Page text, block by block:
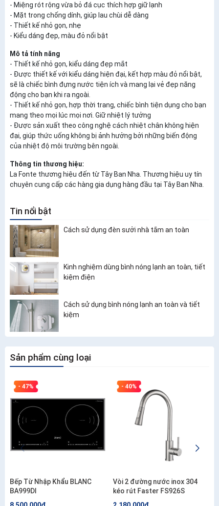
- Miệng rót rộng vừa bỏ đá cục thích hợp giữ lạnh
- Mặt trong chống dính, giúp lau chùi dễ dàng
- Thiết kế nhỏ gọn, nhẹ
- Kiểu dáng đẹp, màu đỏ nổi bật
Mô tả tính năng
- Thiết kế nhỏ gọn, kiểu dáng đẹp mắt
- Được thiết kế với kiểu dáng hiện đại, kết hợp màu đỏ nổi bật,
sẽ là chiếc bình đựng nước tiện ích và mang lại vẻ đẹp năng
động cho bạn khi ra ngoài.
- Thiết kế nhỏ gọn, hợp thời trang, chiếc bình tiện dụng cho bạn
mang theo mọi lúc mọi nơi. Giữ nhiệt lý tưởng
- Được sản xuất theo công nghệ cách nhiệt chân không hiện
đại, giúp thức uống không bị ảnh hưởng bởi những biến động
của nhiệt độ môi trường bên ngoài.
Thông tin thương hiệu:
La Fonte thương hiệu đến từ Tây Ban Nha. Thương hiệu uy tín
chuyên cung cấp các hàng gia dụng hàng đầu tại Tây Ban Nha.
Tin nổi bật
Cách sử dụng đèn sưởi nhà tắm an toàn
Kinh nghiệm dùng bình nóng lạnh an toàn, tiết
kiệm điện
Cách sử dụng bình nóng lạnh an toàn và tiết
kiệm
Sản phẩm cùng loại
- 47%
Bếp Từ Nhập Khẩu BLANC
BA999DI
- 40%
Vòi 2 đường nước inox 304
kéo rút Faster FS926S